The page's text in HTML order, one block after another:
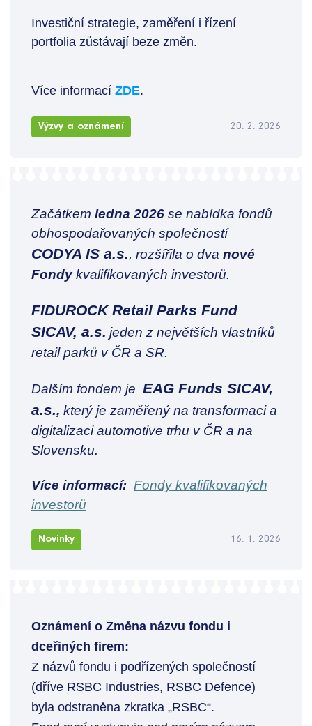
Investiční strategie, zaměření i řízení
portfolia zůstávají beze změn.
Více informací ZDE.
Výzvy a oznámení 20. 2. 2026
Začátkem ledna 2026 se nabídka fondů
obhospodařovaných společností
CODYA IS a.s., rozšířila o dva nové
Fondy kvalifikovaných investorů.
FIDUROCK Retail Parks Fund
SICAV, a.s. jeden z největších vlastníků
retail parků v ČR a SR.
Dalším fondem je EAG Funds SICAV,
a.s., který je zaměřený na transformaci a
digitalizaci automotive trhu v ČR a na
Slovensku.
Více informací: Fondy kvalifikovaných
investorů
Novinky 16. 1. 2026
Oznámení o Změna názvu fondu i
dceřiných firem:
Z názvů fondu i podřízených společností
(dříve RSBC Industries, RSBC Defence)
byla odstraněna zkratka „RSBC“.